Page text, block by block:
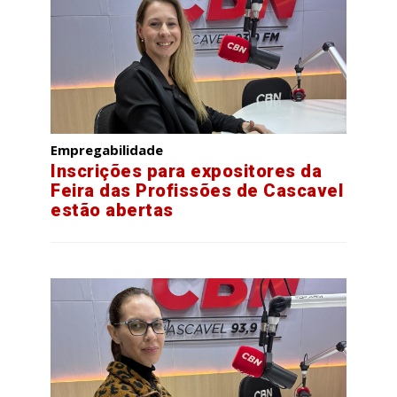
Empregabilidade
Inscrições para expositores da
Feira das Profissões de Cascavel
estão abertas